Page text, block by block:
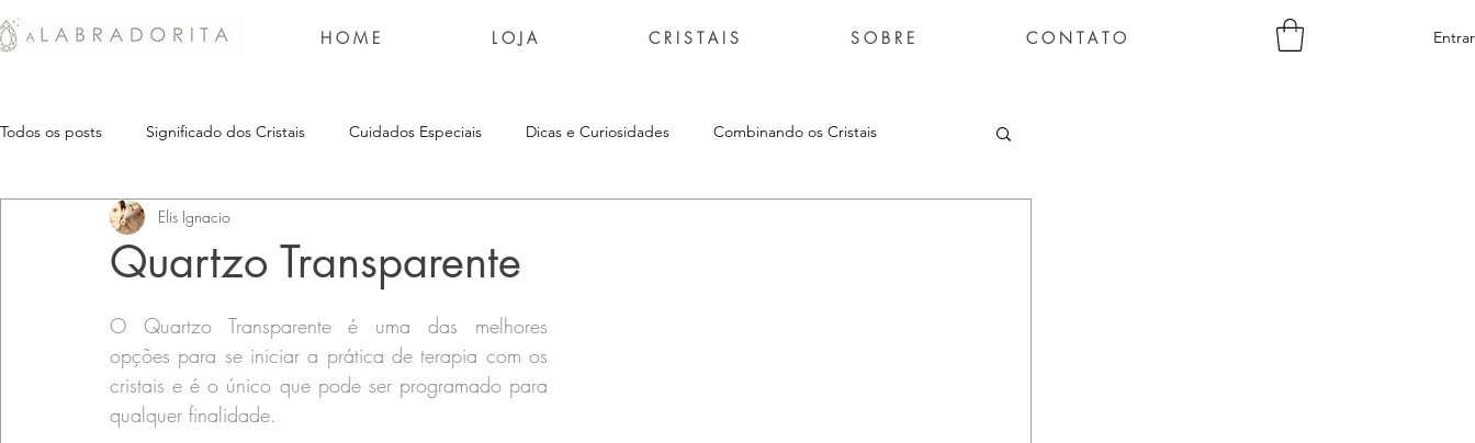
H O M E L O J A C R I S T A I S S O B R E C O N T A T O Entrar
Todos os posts Significado dos Cristais Cuidados Especiais Dicas e Curiosidades Combinando os Cristais
Quartzo Transparente
Elis Ignacio
O Quartzo Transparente é uma das melhores
opções para se iniciar a prática de terapia com os
cristais e é o único que pode ser programado para
qualquer finalidade.